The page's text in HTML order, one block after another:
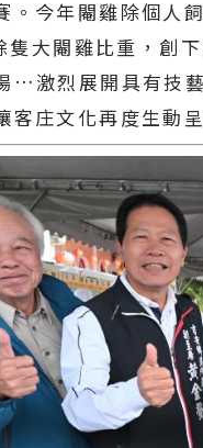
。今年閹雞除個人
隻大閹雞比重，創
…激烈展開具有技
客庄文化再度生動